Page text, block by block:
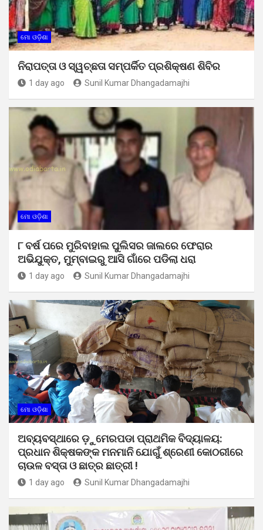
ମୋ ଓଡ଼ିଶା
ନିରାପତ୍ତା ଓ ସ୍ୱଚ୍ଛତା ସମ୍ପର୍କିତ ପ୍ରଶିକ୍ଷଣ ଶିବିର
1 day ago Sunil Kumar Dhangadamajhi
ମୋ ଓଡ଼ିଶା
୮ ବର୍ଷ ପରେ ମୁରିବାହାଲ ପୁଲିସର ଜାଲରେ ଫେରାର
ଅଭିଯୁକ୍ତ, ମୁମ୍ବାଇରୁ ଆସି ଗାଁରେ ପଡିଲା ଧରା
1 day ago Sunil Kumar Dhangadamajhi
ମୋ ଓଡ଼ିଶା
ଅବ୍ୟବସ୍ଥାରେ ଡ଼ୁମେରପଡା ପ୍ରାଥମିକ ବିଦ୍ୟାଳୟ:
ପ୍ରଧାନ ଶିକ୍ଷକଙ୍କ ମନମାନି ଯୋଗୁଁ ଶ୍ରେଣୀ କୋଠରୀରେ
ଚାଉଳ ବସ୍ତା ଓ ଛାତ୍ର ଛାତ୍ରୀ !
1 day ago Sunil Kumar Dhangadamajhi